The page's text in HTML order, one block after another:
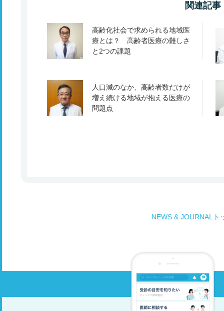
関連記事
高齢化社会で求められる地域医
療とは？ 高齢者医療の難しさ
と2つの課題
人口減のなか、高齢者数だけが
増え続ける地域が抱える医療の
問題点
NEWS & JOURNALト